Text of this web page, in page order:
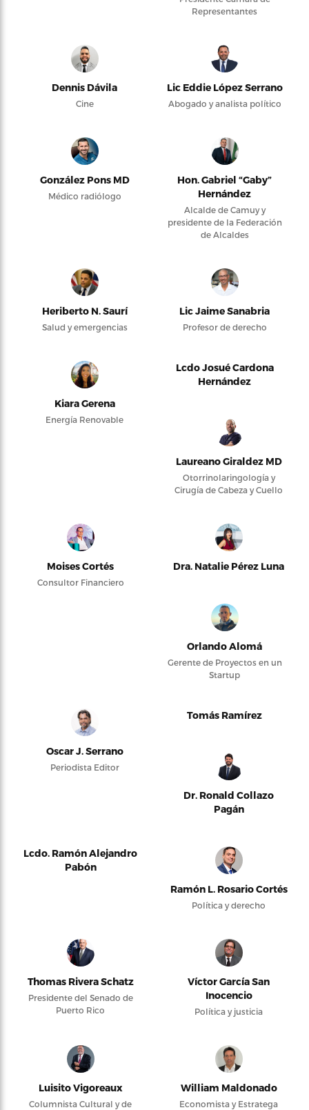
Representantes
Dennis Dávila
Cine
Lic Eddie López Serrano
Abogado y analista político
González Pons MD
Médico radiólogo
Hon. Gabriel “Gaby”
Hernández
Alcalde de Camuy y
presidente de la Federación
de Alcaldes
Heriberto N. Saurí
Salud y emergencias
Lic Jaime Sanabria
Profesor de derecho
Kiara Gerena
Energía Renovable
Lcdo Josué Cardona
Hernández
Laureano Giraldez MD
Otorrinolaringología y
Cirugía de Cabeza y Cuello
Moises Cortés
Consultor Financiero
Dra. Natalie Pérez Luna
Orlando Alomá
Gerente de Proyectos en un
Startup
Oscar J. Serrano
Periodista Editor
Tomás Ramírez
Dr. Ronald Collazo
Pagán
Lcdo. Ramón Alejandro
Pabón
Ramón L. Rosario Cortés
Política y derecho
Thomas Rivera Schatz
Presidente del Senado de
Puerto Rico
Víctor García San
Inocencio
Política y justicia
Luisito Vigoreaux
Columnista Cultural y de
William Maldonado
Economista y Estratega